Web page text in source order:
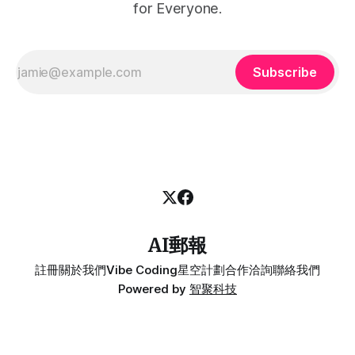
for Everyone.
Subscribe
AI郵報
註冊關於我們Vibe Coding星空計劃合作洽詢聯絡我們
Powered by 智聚科技